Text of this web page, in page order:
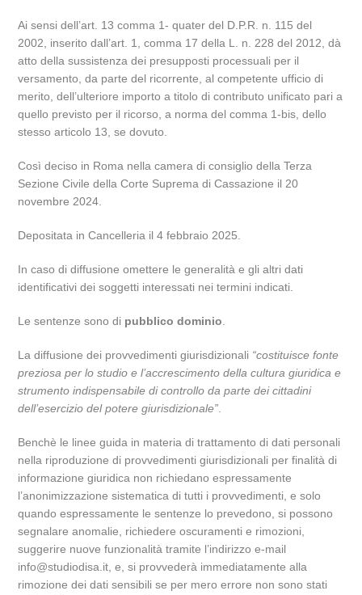
Ai sensi dell’art. 13 comma 1- quater del D.P.R. n. 115 del
2002, inserito dall’art. 1, comma 17 della L. n. 228 del 2012, dà
atto della sussistenza dei presupposti processuali per il
versamento, da parte del ricorrente, al competente ufficio di
merito, dell’ulteriore importo a titolo di contributo unificato pari a
quello previsto per il ricorso, a norma del comma 1-bis, dello
stesso articolo 13, se dovuto.
Così deciso in Roma nella camera di consiglio della Terza
Sezione Civile della Corte Suprema di Cassazione il 20
novembre 2024.
Depositata in Cancelleria il 4 febbraio 2025.
In caso di diffusione omettere le generalità e gli altri dati
identificativi dei soggetti interessati nei termini indicati.
Le sentenze sono di pubblico dominio
La diffusione dei provvedimenti giurisdizionali “costituisce fonte
preziosa per lo studio e l’accrescimento della cultura giuridica e
strumento indispensabile di controllo da parte dei cittadini
dell’esercizio del potere giurisdizionale”
Benchè le linee guida in materia di trattamento di dati personali
nella riproduzione di provvedimenti giurisdizionali per finalità di
informazione giuridica non richiedano espressamente
l’anonimizzazione sistematica di tutti i provvedimenti, e solo
quando espressamente le sentenze lo prevedono, si possono
segnalare anomalie, richiedere oscuramenti e rimozioni,
suggerire nuove funzionalità tramite l’indirizzo e-mail
info@studiodisa.it, e, si provvederà immediatamente alla
rimozione dei dati sensibili se per mero errore non sono stati